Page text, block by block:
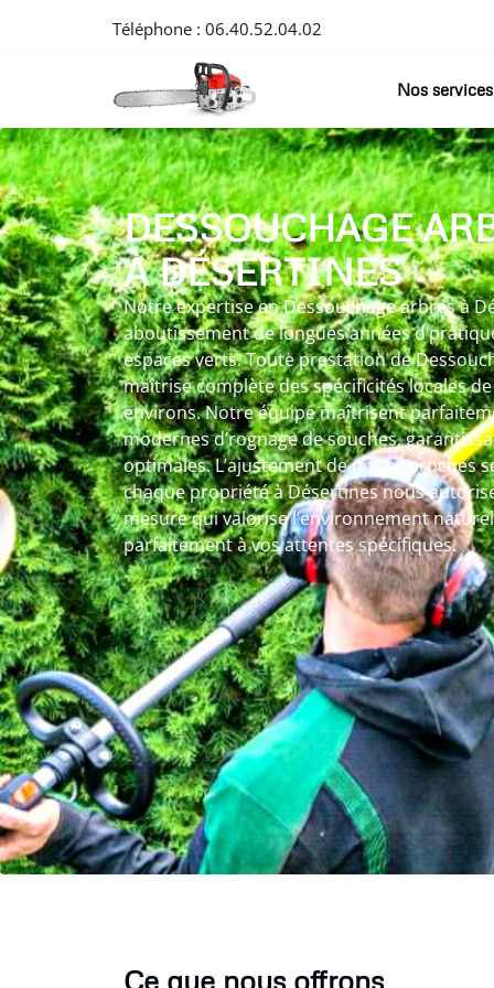
Téléphone : 06.40.52.04.02
Nos services
DESSOUCHAGE
À DÉSERTINES
Notre expertise en Dessouchage arbres à
aboutissement de longues années
espaces verts. Toute prestation de
maîtrise complète des spécificités locales
environs. Notre équipe maîtrisent
modernes d’rognage de souches,
optimales. L’ajustement de nos approches
chaque propriété à Désertines nous
mesure qui valorise l’environnement
parfaitement à vos attentes spécifiques.
Ce que nous offrons